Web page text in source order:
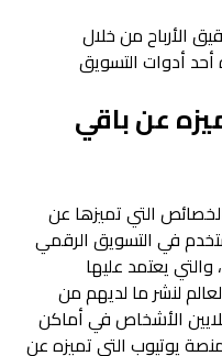
الأرباح من خلال
أدوات التسويق
عن باقي
التي تميزها عن
في التسويق الرقمي
يعتمد عليها
لنشر ما لديهم من
الأشخاص في أماكن
يوتيوب التي تميزه عن